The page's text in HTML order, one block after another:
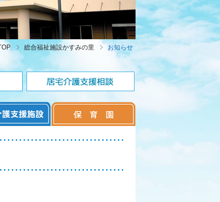
総合福祉施設かすみの里 お知らせ